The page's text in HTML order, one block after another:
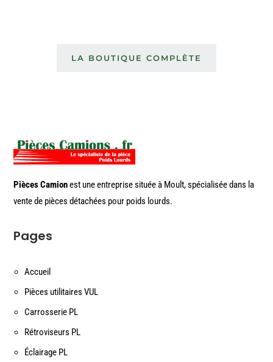
LA BOUTIQUE COMPLÈTE
Pièces Camionest une entreprise située à Moult, spécialisée dans la
vente de pièces détachées pour poids lourds.
Pages
Accueil
Pièces utilitaires VUL
Carrosserie PL
Rétroviseurs PL
Éclairage PL